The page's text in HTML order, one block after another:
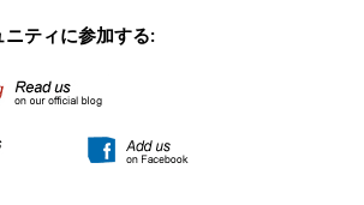
ティに参加する: